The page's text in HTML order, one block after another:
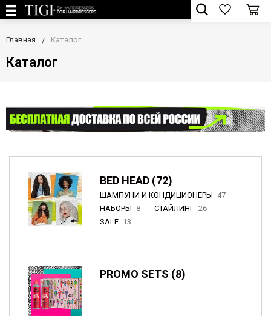
Главная Каталог
Каталог
BED HEAD (72)
ШАМПУНИ И КОНДИЦИОНЕРЫ 47
НАБОРЫ 8 СТАЙЛИНГ 26
SALE 13
PROMO SETS (8)